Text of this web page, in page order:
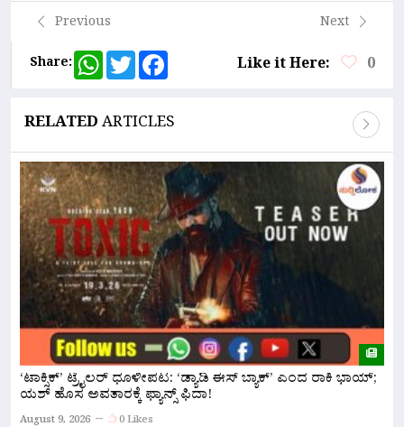
Previous
Next
Share:
WhatsApp
Twitter Like it Here: 0
RELATEDARTICLES
‘ಟಾಕ್ಸಿಕ್’ ಟ್ರೈಲರ್ ಧೂಳೀಪಟ: ‘ಡ್ಯಾಡಿ ಈಸ್ ಬ್ಯಾಕ್’ ಎಂದ ರಾಕಿ ಭಾಯ್;
ಯಶ್ ಹೊಸ ಅವತಾರಕ್ಕೆ ಫ್ಯಾನ್ಸ್ ಫಿದಾ!
August 9, 2026 0 Likes